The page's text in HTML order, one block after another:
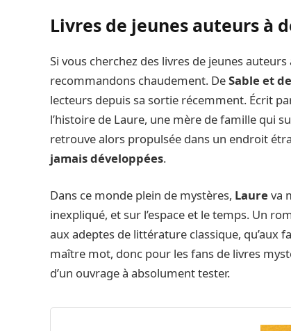
Livres de jeunes auteurs à
Si vous cherchez des livres de jeunes
recommandons chaudement. DeSable et
lecteurs depuis sa sortie récemment. Écrit
l’histoire de Laure, une mère de famille qui
retrouve alors propulsée dans un endroit
jamais développées.
Dans ce monde plein de mystères, Laure va
inexpliqué, et sur l’espace et le temps. Un
aux adeptes de littérature classique, qu’aux
maître mot, donc pour les fans de livres
d’un ouvrage à absolument tester.